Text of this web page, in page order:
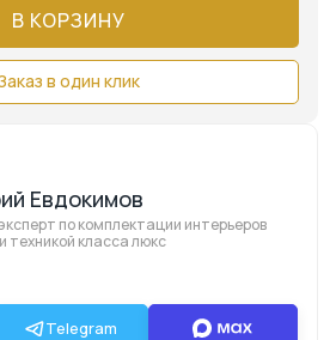
В КОРЗИНУ
в один клик
Евдокимов
по комплектации интерьеров
техникой класса люкс
Telegram